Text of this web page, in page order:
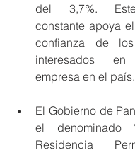
del 3,7%.
constante apoya
confianza de los
interesados
empresa en el país.
El Gobierno de
el denominado
Residencia